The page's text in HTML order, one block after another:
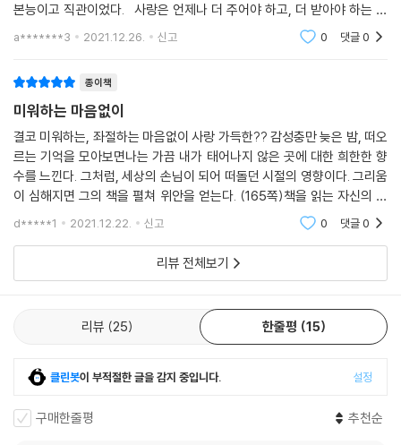
본능이고 직관이었다. 사랑은 언제나 더 주어야 하고, 더 받아야 하는 것
그러므로 모두에게 공평하게 듬뿍 안겨주어야 하는 것이라는 말에 공감을
a*******3 2021.12.26. 신고 0 댓글0
종이책
미워하는 마음없이
결코 미워하는, 좌절하는 마음없이 사랑 가득한?? 감성충만 늦은 밤, 떠오
르는 기억을 모아보면나는 가끔 내가 태어나지 않은 곳에 대한 희한한 향
수를 느낀다. 그처럼, 세상의 손님이 되어 떠돌던 시절의 영향이다. 그리움
이 심해지면 그의 책을 펼쳐 위안을 얻는다. (165쪽)책을 읽는 자신의 모
습이 좋아서 읽고. 책 속에서 향수를 느끼며 여행을 떠나는 작가. 솔직함이
d*****1 2021.12.22. 신고 0 댓글0
리뷰 전체보기
리뷰 25 한줄평 15
클린봇이 부적절한 글을 감지 중입니다. 설정
구매한줄평 추천순